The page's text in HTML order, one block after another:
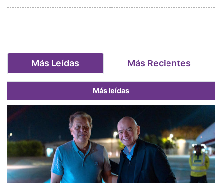
Más Leídas Más Recientes
Más leídas